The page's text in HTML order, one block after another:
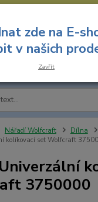
431 045 --- Prodejna
Nářadí Wolfcraft Dílna
kolíkovací set Wolfcraft
3750000
zde na E-
v našich
Zavřít